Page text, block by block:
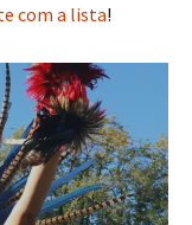
com a lista!